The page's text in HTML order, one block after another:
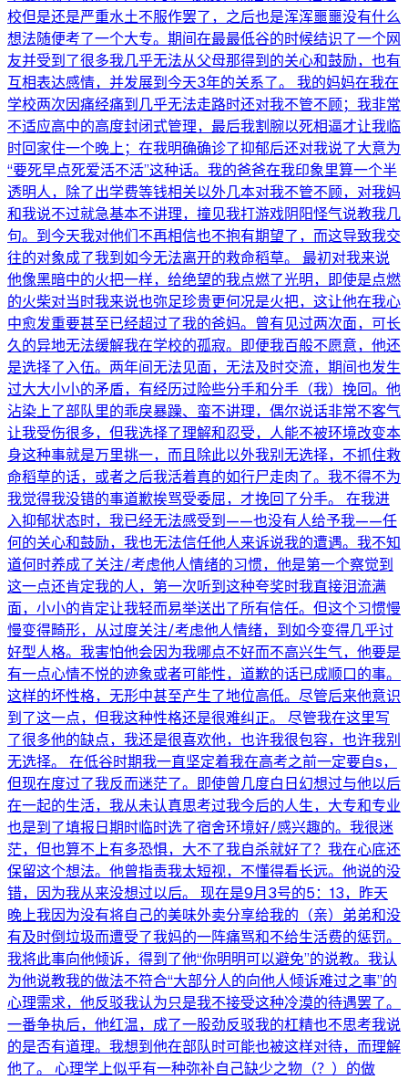
校但是还是严重水土不服作罢了，之后也是浑浑噩噩没有什么
想法随便考了一个大专。期间在最最低谷的时候结识了一个网
友并受到了很多我几乎无法从父母那得到的关心和鼓励，也有
互相表达感情，并发展到今天3年的关系了。 我的妈妈在我在
学校两次因痛经痛到几乎无法走路时还对我不管不顾；我非常
不适应高中的高度封闭式管理，最后我割腕以死相逼才让我临
时回家住一个晚上；在我明确确诊了抑郁后还对我说了大意为
“要死早点死爱活不活”这种话。我的爸爸在我印象里算一个半
透明人，除了出学费等钱相关以外几本对我不管不顾，对我妈
和我说不过就急基本不讲理，撞见我打游戏阴阳怪气说教我几
句。到今天我对他们不再相信也不抱有期望了，而这导致我交
往的对象成了我到如今无法离开的救命稻草。 最初对我来说
他像黑暗中的火把一样，给绝望的我点燃了光明，即使是点燃
的火柴对当时我来说也弥足珍贵更何况是火把，这让他在我心
中愈发重要甚至已经超过了我的爸妈。曾有见过两次面，可长
久的异地无法缓解我在学校的孤寂。即便我百般不愿意，他还
是选择了入伍。两年间无法见面，无法及时交流，期间也发生
过大大小小的矛盾，有经历过险些分手和分手（我）挽回。他
沾染上了部队里的乖戾暴躁、蛮不讲理，偶尔说话非常不客气
让我受伤很多，但我选择了理解和忍受，人能不被环境改变本
身这种事就是万里挑一，而且除此以外我别无选择，不抓住救
命稻草的话，或者之后我活着真的如行尸走肉了。我不得不为
我觉得我没错的事道歉挨骂受委屈，才挽回了分手。 在我进
入抑郁状态时，我已经无法感受到——也没有人给予我——任
何的关心和鼓励，我也无法信任他人来诉说我的遭遇。我不知
道何时养成了关注/考虑他人情绪的习惯，他是第一个察觉到
这一点还肯定我的人，第一次听到这种夸奖时我直接泪流满
面，小小的肯定让我轻而易举送出了所有信任。但这个习惯慢
慢变得畸形，从过度关注/考虑他人情绪，到如今变得几乎讨
好型人格。我害怕他会因为我哪点不好而不高兴生气，他要是
有一点心情不悦的迹象或者可能性，道歉的话已成顺口的事。
这样的坏性格，无形中甚至产生了地位高低。尽管后来他意识
到了这一点，但我这种性格还是很难纠正。 尽管我在这里写
了很多他的缺点，我还是很喜欢他，也许我很包容，也许我别
无选择。 在低谷时期我一直坚定着我在高考之前一定要自s，
但现在度过了我反而迷茫了。即使曾几度白日幻想过与他以后
在一起的生活，我从未认真思考过我今后的人生，大专和专业
也是到了填报日期时临时选了宿舍环境好/感兴趣的。我很迷
茫，但也算不上有多恐惧，大不了我自杀就好了？我在心底还
保留这个想法。他曾指责我太短视，不懂得看长远。他说的没
错，因为我从来没想过以后。 现在是9月3号的5：13，昨天
晚上我因为没有将自己的美味外卖分享给我的（亲）弟弟和没
有及时倒垃圾而遭受了我妈的一阵痛骂和不给生活费的惩罚。
我将此事向他倾诉，得到了他“你明明可以避免”的说教。我认
为他说教我的做法不符合“大部分人的向他人倾诉难过之事”的
心理需求，他反驳我认为只是我不接受这种冷漠的待遇罢了。
一番争执后，他红温，成了一股劲反驳我的杠精也不思考我说
的是否有道理。我想到他在部队时可能也被这样对待，而理解
他了。 心理学上似乎有一种弥补自己缺少之物（？）的做